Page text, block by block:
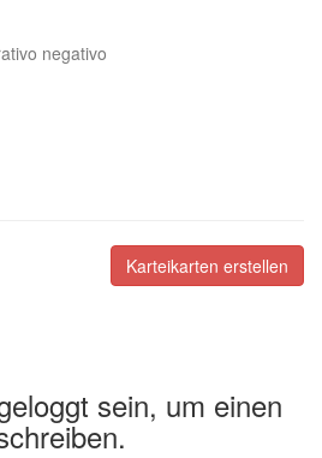
negativo
Karteikarten erstellen
sein, um einen